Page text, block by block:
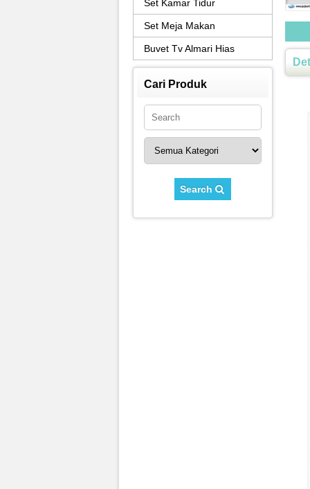
Set Kamar Tidur
Set Meja Makan
Buvet Tv Almari Hias
Cari Produk
Search